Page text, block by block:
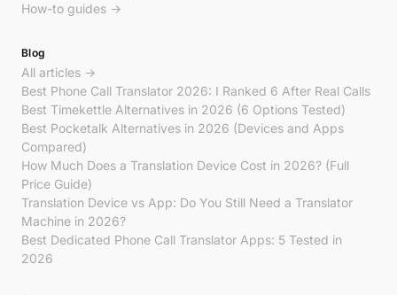
How-to guides →
Blog
All articles →
Best Phone Call Translator 2026: I Ranked 6 After Real Calls
Best Timekettle Alternatives in 2026 (6 Options Tested)
Best Pocketalk Alternatives in 2026 (Devices and Apps
Compared)
How Much Does a Translation Device Cost in 2026? (Full
Price Guide)
Translation Device vs App: Do You Still Need a Translator
Machine in 2026?
Best Dedicated Phone Call Translator Apps: 5 Tested in
2026